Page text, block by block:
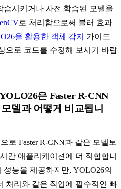
습시키거나 사전 학습된 모델을
로 처리함으로써 블러 효과
을 활용한 객체 감지
가이드
으로 코드를 수정해 보시기 바랍
은 Faster R-CNN
델과 어떻게 비교됩니
로 Faster R-CNN과 같은 모델보
간 애플리케이션에 더 적합합니
능을 제공하지만, YOLO26의
처리와 같은 작업에 필수적인 빠